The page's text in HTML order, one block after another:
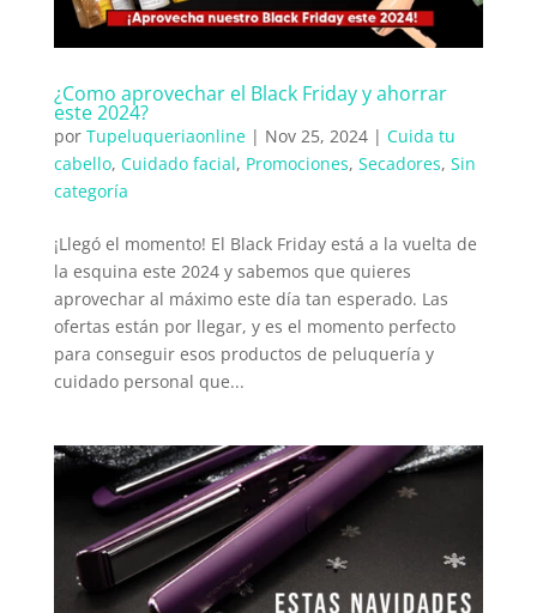
¿Como aprovechar el Black Friday y ahorrar
este 2024?
por Tupeluqueriaonline| Nov 25, 2024| Cuida tu
cabello, Cuidado facial, Promociones, Secadores, Sin
categoría
¡Llegó el momento! El Black Friday está a la vuelta de
la esquina este 2024 y sabemos que quieres
aprovechar al máximo este día tan esperado. Las
ofertas están por llegar, y es el momento perfecto
para conseguir esos productos de peluquería y
cuidado personal que...